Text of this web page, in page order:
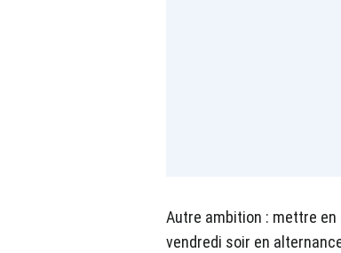
Autre ambition : mettre
vendredi soir en